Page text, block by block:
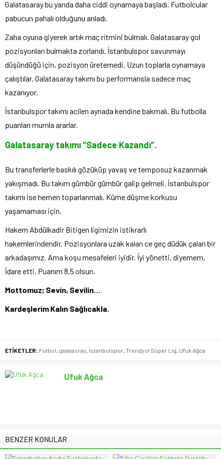
Galatasaray bu yarıda daha ciddi oynamaya başladı. Futbolcular
pabucun pahalı olduğunu anladı.
Zaha oyuna giyerek artık maç ritmini bulmalı. Galatasaray gol
pozisyonları bulmakta zorlandı. İstanbulspor savunmayı
düşündüğü için, pozisyon üretemedi. Uzun toplarla oynamaya
çalıştılar. Galatasaray takımı bu performansla sadece maç
kazanıyor.
İstanbulspor takımı acilen aynada kendine bakmalı. Bu futbolla
puanları mumla ararlar.
Galatasaray takımı “Sadece Kazandı”.
Bu transferlerle baskılı gözüküp yavaş ve temposuz kazanmak
yakışmadı. Bu takım gümbür gümbür galip gelmeli. İstanbulspor
takımı ise hemen toparlanmalı. Küme düşme korkusu
yaşamaması için.
Hakem Abdülkadir Bitigen ligimizin istikrarlı
hakemlerindendir. Pozisyonlara uzak kalan ce geç düdük çalan bir
arkadaşımız. Ama koşu mesafeleri iyidir. İyi yönetti, diyemem.
İdare etti. Puanım 8,5 olsun.
Mottomuz; Sevin, Sevilin…
Kardeşlerim Kalın Sağlıcakla.
ETİKETLER: Futbol galatasray İstanbulspor Trendyol Süper Lig Ufuk Ağca
Ufuk Ağca
BENZER KONULAR